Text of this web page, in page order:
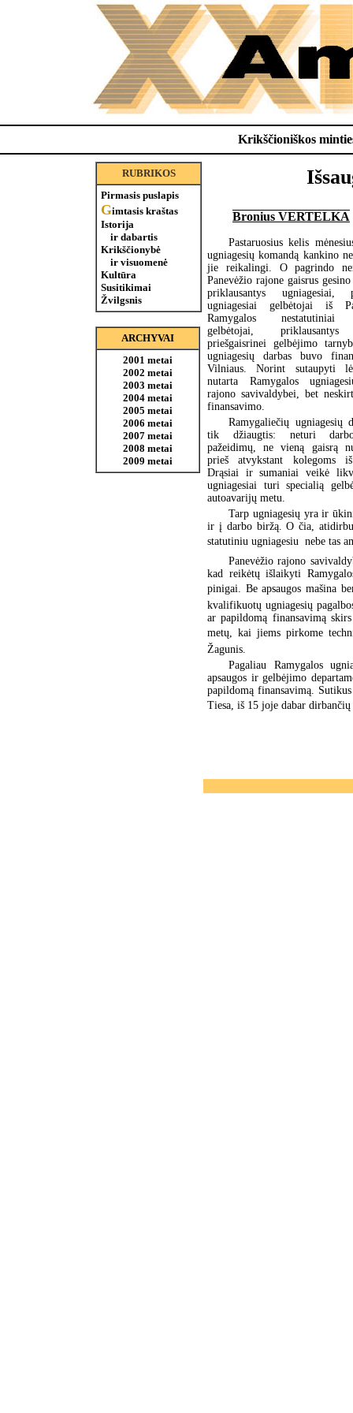
Krikščioniškos
RUBRIKOS
Pirmasis puslapis
Gimtasis kraštas
Istorija
ir dabartis
Krikščionybė
ir visuomenė
Kultūra
Susitikimai
Žvilgsnis
ARCHYVAI
2001 metai
2002 metai
2003 metai
2004 metai
2005 metai
2006 metai
2007 metai
2008 metai
2009 metai
Bronius VERTELKA
Pastaruosius kelis
ugniagesių komandą kankino
jie reikalingi. O pagrindo
Panevėžio rajone gaisrus
priklausantys ugniagesiai,
ugniagesiai gelbėtojai iš
Ramygalos nestatutiniai
gelbėtojai, priklausantys
priešgaisrinei gelbėjimo
ugniagesių darbas buvo
Vilniaus. Norint sutaupyti
nutarta Ramygalos
rajono savivaldybei, bet
finansavimo.
Ramygaliečių ugniagesių
tik džiaugtis: neturi darbo
pažeidimų, ne vieną gaisrą
prieš atvykstant kolegoms
Drąsiai ir sumaniai veikė
ugniagesiai turi specialią
autoavarijų metu.
Tarp ugniagesių yra ir
ir į darbo biržą. O čia,
statutiniu ugniagesiu  nebe tas
Panevėžio rajono
kad reikėtų išlaikyti
pinigai. Be apsaugos mašina
kvalifikuotų ugniagesių
ar papildomą finansavimą
metų, kai jiems pirkome
Žagunis.
Pagaliau Ramygalos
apsaugos ir gelbėjimo
papildomą finansavimą.
Tiesa, iš 15 joje dabar